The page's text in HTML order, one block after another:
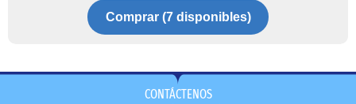
Comprar (7 disponibles)
CONTÁCTENOS